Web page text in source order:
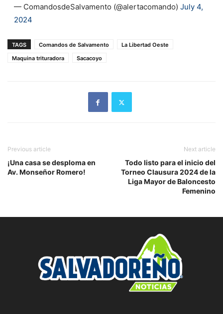
— ComandosdeSalvamento (@alertacomando) July 4,
2024
TAGS Comandos de Salvamento
La Libertad Oeste
Maquina trituradora
Sacacoyo
Previous article
¡Una casa se desploma en
Av. Monseñor Romero!
Next article
Todo listo para el inicio del
Torneo Clausura 2024 de la
Liga Mayor de Baloncesto
Femenino